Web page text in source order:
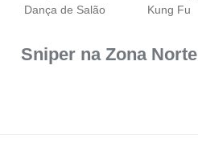
Dança de Salão
Kung Fu
Sniper na Zona Norte